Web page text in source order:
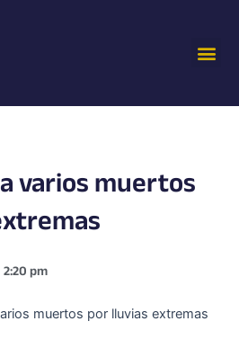
varios muertos
2:20 pm